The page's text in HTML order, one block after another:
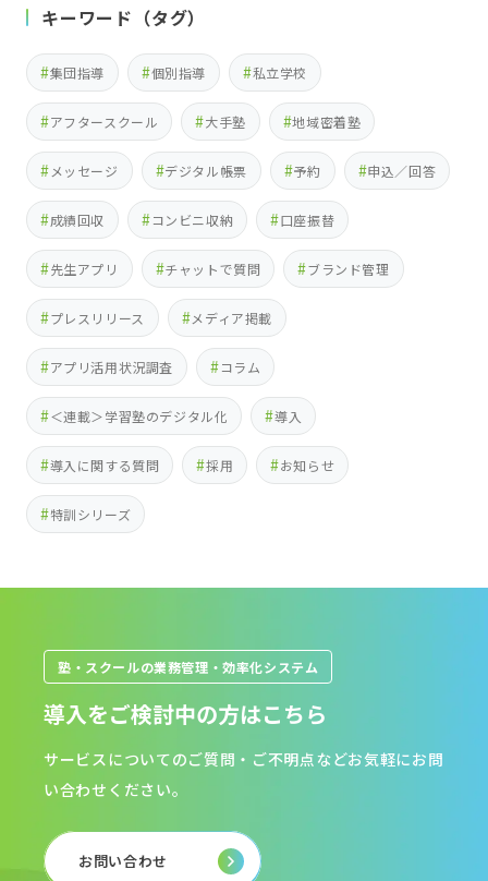
キーワード（タグ）
集団指導 個別指導 私立学校
アフタースクール 大手塾 地域密着塾
メッセージ デジタル帳票 予約 申込／回答
成績回収 コンビニ収納 口座振替
先生アプリ チャットで質問 ブランド管理
プレスリリース メディア掲載
アプリ活用状況調査 コラム
＜連載＞学習塾のデジタル化 導入
導入に関する質問 採用 お知らせ
特訓シリーズ
塾・スクールの業務管理・効率化システム
導入をご検討中の方はこちら
サービスについてのご質問・ご不明点などお気軽にお問
い合わせください。
お問い合わせ